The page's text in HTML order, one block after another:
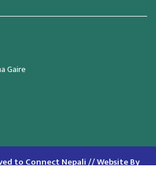
Gaire
to Connect Nepali // Website By